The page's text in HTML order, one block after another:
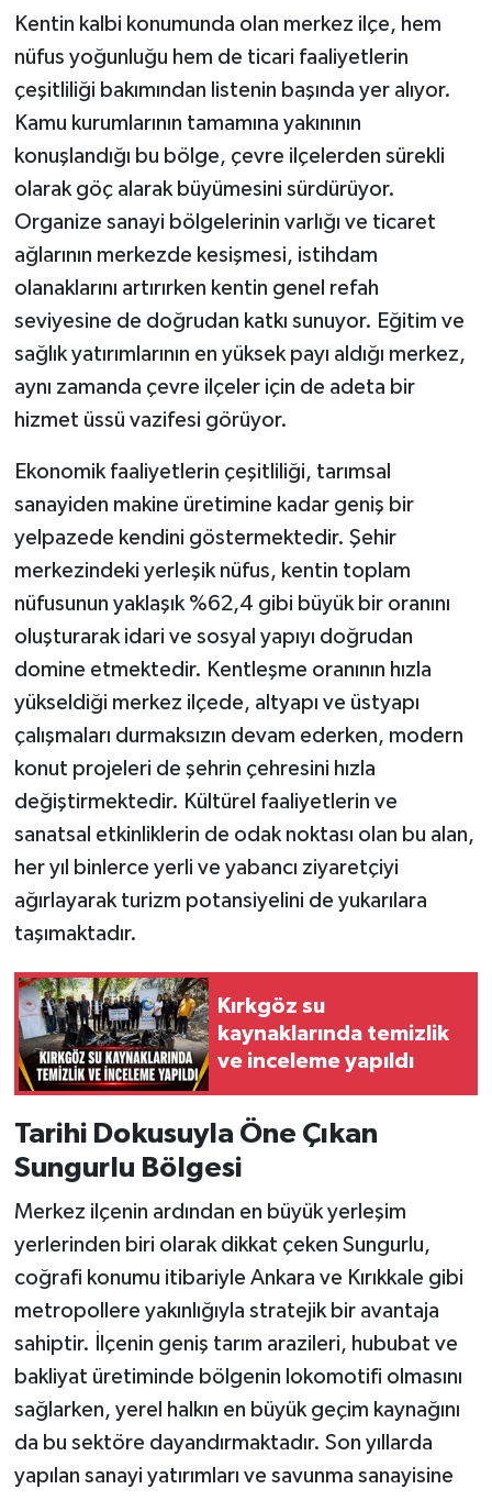
Kentin kalbi konumunda olan merkez ilçe, hem
nüfus yoğunluğu hem de ticari faaliyetlerin
çeşitliliği bakımından listenin başında yer alıyor.
Kamu kurumlarının tamamına yakınının
konuşlandığı bu bölge, çevre ilçelerden sürekli
olarak göç alarak büyümesini sürdürüyor.
Organize sanayi bölgelerinin varlığı ve ticaret
ağlarının merkezde kesişmesi, istihdam
olanaklarını artırırken kentin genel refah
seviyesine de doğrudan katkı sunuyor. Eğitim ve
sağlık yatırımlarının en yüksek payı aldığı merkez,
aynı zamanda çevre ilçeler için de adeta bir
hizmet üssü vazifesi görüyor.
Ekonomik faaliyetlerin çeşitliliği, tarımsal
sanayiden makine üretimine kadar geniş bir
yelpazede kendini göstermektedir. Şehir
merkezindeki yerleşik nüfus, kentin toplam
nüfusunun yaklaşık %62,4 gibi büyük bir oranını
oluşturarak idari ve sosyal yapıyı doğrudan
domine etmektedir. Kentleşme oranının hızla
yükseldiği merkez ilçede, altyapı ve üstyapı
çalışmaları durmaksızın devam ederken, modern
konut projeleri de şehrin çehresini hızla
değiştirmektedir. Kültürel faaliyetlerin ve
sanatsal etkinliklerin de odak noktası olan bu alan,
her yıl binlerce yerli ve yabancı ziyaretçiyi
ağırlayarak turizm potansiyelini de yukarılara
taşımaktadır.
Kırkgöz su
kaynaklarında temizlik
ve inceleme yapıldı
Tarihi Dokusuyla Öne Çıkan
Sungurlu Bölgesi
Merkez ilçenin ardından en büyük yerleşim
yerlerinden biri olarak dikkat çeken Sungurlu,
coğrafi konumu itibariyle Ankara ve Kırıkkale gibi
metropollere yakınlığıyla stratejik bir avantaja
sahiptir. İlçenin geniş tarım arazileri, hububat ve
bakliyat üretiminde bölgenin lokomotifi olmasını
sağlarken, yerel halkın en büyük geçim kaynağını
da bu sektöre dayandırmaktadır. Son yıllarda
yapılan sanayi yatırımları ve savunma sanayisine